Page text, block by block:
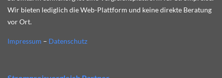
Wir bieten lediglich die Web-Plattform und keine direkte Beratung
vor Ort.
Impressum – Datenschutz